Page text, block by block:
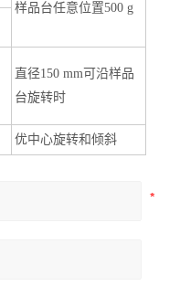
样品台任意位置500 g
直径150 mm可沿样品
台旋转时
优中心旋转和倾斜